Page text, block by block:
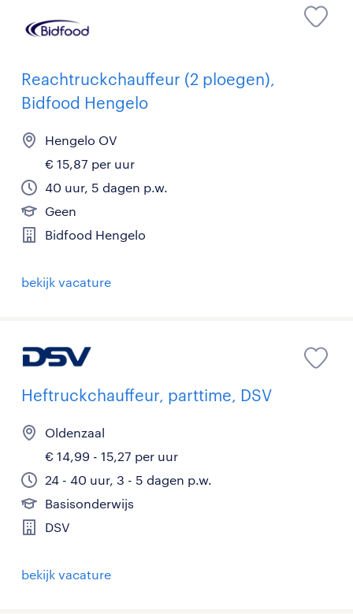
Reachtruckchauffeur (2 ploegen),
Bidfood Hengelo
Hengelo OV
€ 15,87 per uur
40 uur, 5 dagen p.w.
Geen
Bidfood Hengelo
bekijk vacature
Heftruckchauffeur, parttime, DSV
Oldenzaal
€ 14,99 - 15,27 per uur
24 - 40 uur, 3 - 5 dagen p.w.
Basisonderwijs
DSV
bekijk vacature